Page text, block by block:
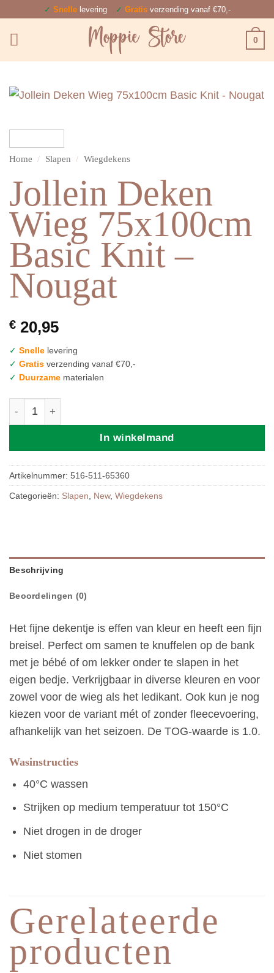
inhoud
✓ Snellelevering ✓ Gratisverzending vanaf €70,-
0
Home / Slapen / Wiegdekens
Jollein Deken
Wieg 75x100cm
Basic Knit –
Nougat
€ 20,95
✓ Snelle levering
✓ Gratis verzending vanaf €70,-
✓ Duurzame materialen
Jollein Deken Wieg 75x100cm Basic Knit - Nougat aantal
In winkelmand
Artikelnummer: 516-511-65360
Categorieën: Slapen, New, Wiegdekens
Beschrijving
Beoordelingen (0)
Het fijne dekentje is effen van kleur en heeft een fijn
breisel. Perfect om samen te knuffelen op de bank
met je bébé of om lekker onder te slapen in het
eigen bedje. Verkrijgbaar in diverse kleuren en voor
zowel voor de wieg als het ledikant. Ook kun je nog
kiezen voor de variant mét of zonder fleecevoering,
afhankelijk van het seizoen. De TOG-waarde is 1.0.
Wasinstructies
40°C wassen
Strijken op medium temperatuur tot 150°C
Niet drogen in de droger
Niet stomen
Gerelateerde
producten